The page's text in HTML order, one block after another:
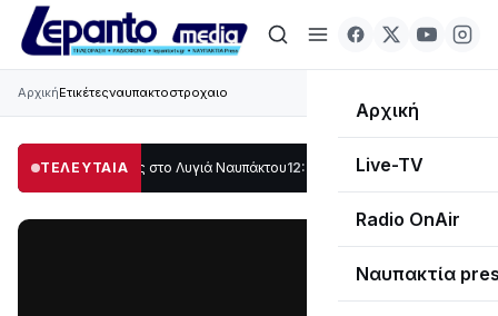
Αρχική
Live-TV
Radio OnAir
Ναυπακτία
ΑρχικήΕτικέτεςναυπακτοστροχαιο
ΤΕΛΕΥΤΑΙΑ
μέρος στο Λυγιά Ναυπάκτου12:08 Σε τροχιά υλοποίησης η Παράκαμψη